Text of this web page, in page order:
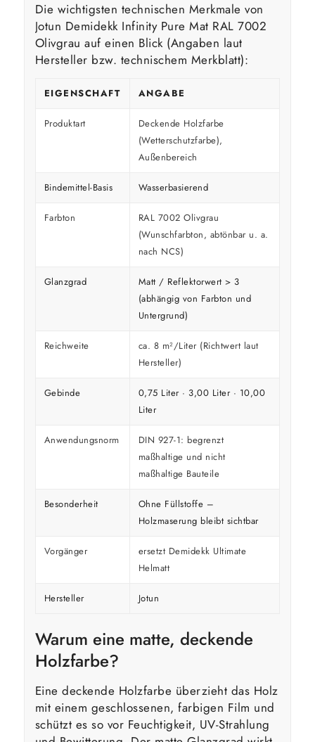
Die wichtigsten technischen Merkmale von
Jotun Demidekk Infinity Pure Mat RAL 7002
Olivgrau auf einen Blick (Angaben laut
Hersteller bzw. technischem Merkblatt):
EIGENSCHAFT ANGABE
Produktart
Deckende Holzfarbe
(Wetterschutzfarbe),
Außenbereich
Bindemittel-Basis Wasserbasierend
Farbton
RAL 7002 Olivgrau
(Wunschfarbton, abtönbar u. a.
nach NCS)
Glanzgrad
Matt / Reflektorwert > 3
(abhängig von Farbton und
Untergrund)
Reichweite
ca. 8 m²/Liter (Richtwert laut
Hersteller)
Gebinde
0,75 Liter · 3,00 Liter · 10,00
Liter
Anwendungsnorm
DIN 927-1: begrenzt
maßhaltige und nicht
maßhaltige Bauteile
Besonderheit
Ohne Füllstoffe –
Holzmaserung bleibt sichtbar
Vorgänger
ersetzt Demidekk Ultimate
Helmatt
Hersteller Jotun
Warum eine matte, deckende
Holzfarbe?
Eine deckende Holzfarbe überzieht das Holz
mit einem geschlossenen, farbigen Film und
schützt es so vor Feuchtigkeit, UV-Strahlung